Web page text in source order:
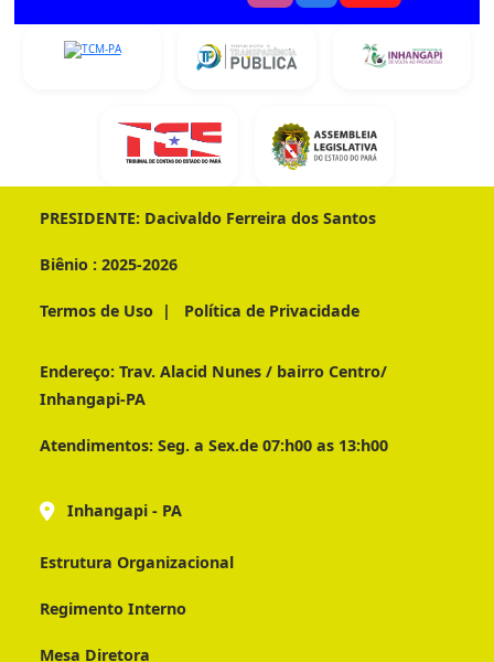
PRESIDENTE: Dacivaldo Ferreira dos Santos
Biênio : 2025-2026
Termos de Uso | Política de Privacidade
Endereço: Trav. Alacid Nunes / bairro Centro/
Inhangapi-PA
Atendimentos: Seg. a Sex.de 07:h00 as 13:h00
Inhangapi - PA
Estrutura Organizacional
Regimento Interno
Mesa Diretora